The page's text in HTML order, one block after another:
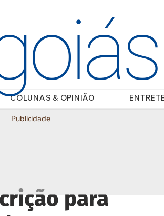
COLUNAS & OPINIÃO
para
Publicidade